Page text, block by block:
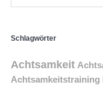
Schlagwörter
Achtsamkeit
Achtsamkeitstraining